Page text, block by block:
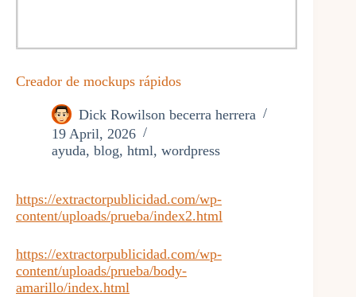
Creador de mockups rápidos
Dick Rowilson becerra herrera
19 April, 2026
ayuda, blog, html, wordpress
https://extractorpublicidad.com/wp-
content/uploads/prueba/index2.html
https://extractorpublicidad.com/wp-
content/uploads/prueba/body-
amarillo/index.html